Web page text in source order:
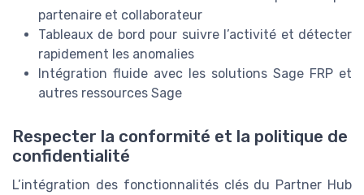
partenaire et collaborateur
Tableaux de bord pour suivre l’activité et détecter
rapidement les anomalies
Intégration fluide avec les solutions Sage FRP et
autres ressources Sage
Respecter la conformité et la politique de
confidentialité
L’intégration des fonctionnalités clés du Partner Hub